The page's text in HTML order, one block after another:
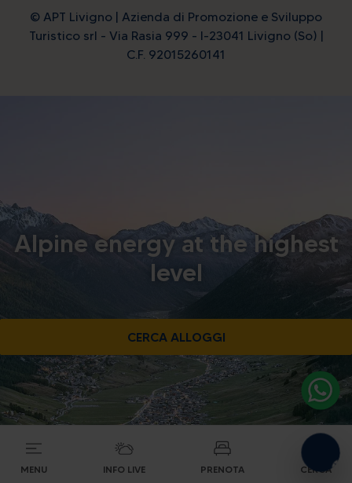
© APT Livigno | Azienda di Promozione e Sviluppo
Turistico srl - Via Rasia 999 - I-23041 Livigno (So) |
C.F. 92015260141
Alpine energy at the highest
level
CERCA ALLOGGI
MENU INFO LIVE PRENOTA CERCA